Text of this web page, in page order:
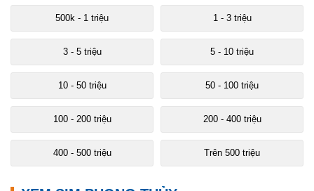
500k - 1 triệu 1 - 3 triệu
3 - 5 triệu 5 - 10 triệu
10 - 50 triệu 50 - 100 triệu
100 - 200 triệu 200 - 400 triệu
400 - 500 triệu Trên 500 triệu